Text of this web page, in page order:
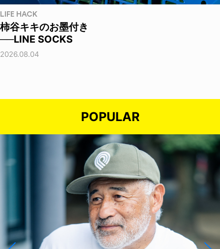
LIFE HACK
柿谷キキのお墨付き
──LINE SOCKS
2026.08.04
POPULAR